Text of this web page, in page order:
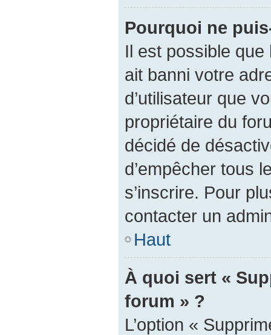
Pourquoi ne
Il est possible
ait banni votre
d’utilisateur que
propriétaire du
décidé de
d’empêcher tous
s’inscrire. Pour
contacter un
Haut
À quoi sert «
forum » ?
L’option «